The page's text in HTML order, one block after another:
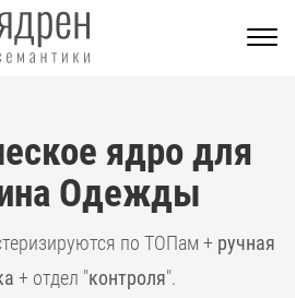
ядро для
Одежды
по ТОПам + ручная
+ отдел "контроля".